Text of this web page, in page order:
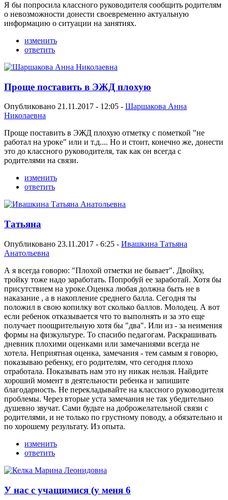
Я бы попросила классного руководителя сообщить родителям
о невозможности донести своевременно актуальную
информацию о ситуации на занятиях.
изменить
ответить
Проще поставить в ЭЖД плохую
Опубликовано 21.11.2017 - 12:05 - Шаршакова Анна
Николаевна
Проще поставить в ЭЖД плохую отметку с пометкой "не
работал на уроке" или и т.д.... Но и стоит, конечно же, донести
это до классного руководителя, так как он всегда с
родителями на связи.
изменить
ответить
Татьяна
Опубликовано 23.11.2017 - 6:25 - Ивашкина Татьяна
Анатольевна
А я всегда говорю: "Плохой отметки не бывает". Двойку,
тройку тоже надо заработать. Попробуй ее заработай. Хотя бы
присутствием на уроке.Оценка любая должна быть не в
наказание , а в накопление среднего балла. Сегодня ты
положил в свою копилку вот сколько баллов. Молодец. А вот
если ребенок отказывается что то выполнять и за это еще
получает поощрительную хотя бы "два". Или из - за неимения
формы на физкультуре. То спасибо педагогам. Раскрашивать
дневник плохими оценками или замечаниями всегда не
хотела. Неприятная оценка, замечания - тем самым я говорю,
показываю ребенку, его родителям, что сегодня плохо
отработала. Показывать нам это ну никак нельзя. Найдите
хороший момент в деятельности ребенка и запишите
благодарность. Не перекладывайте на классного руководителя
проблемы. Через вторые уста замечания не так убедительно
душевно звучат. Сами будьте на доброжелательной связи с
родителями, и не только по грустному поводу, а обязательно и
по хорошему результату. Из опыта.
изменить
ответить
У нас с учащимися (у меня 6